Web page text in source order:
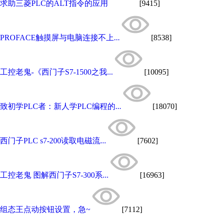
求助三菱PLC的ALT指令的应用 [9415]
PROFACE触摸屏与电脑连接不上... [8538]
工控老鬼-《西门子S7-1500之我... [10095]
致初学PLC者：新人学PLC编程的... [18070]
西门子PLC s7-200读取电磁流... [7602]
工控老鬼 图解西门子S7-300系... [16963]
组态王点动按钮设置，急~ [7112]